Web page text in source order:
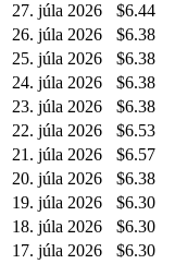
27. júla 2026
$6.44
26. júla 2026
$6.38
25. júla 2026
$6.38
24. júla 2026
$6.38
23. júla 2026
$6.38
22. júla 2026
$6.53
21. júla 2026
$6.57
20. júla 2026
$6.38
19. júla 2026
$6.30
18. júla 2026
$6.30
17. júla 2026
$6.30